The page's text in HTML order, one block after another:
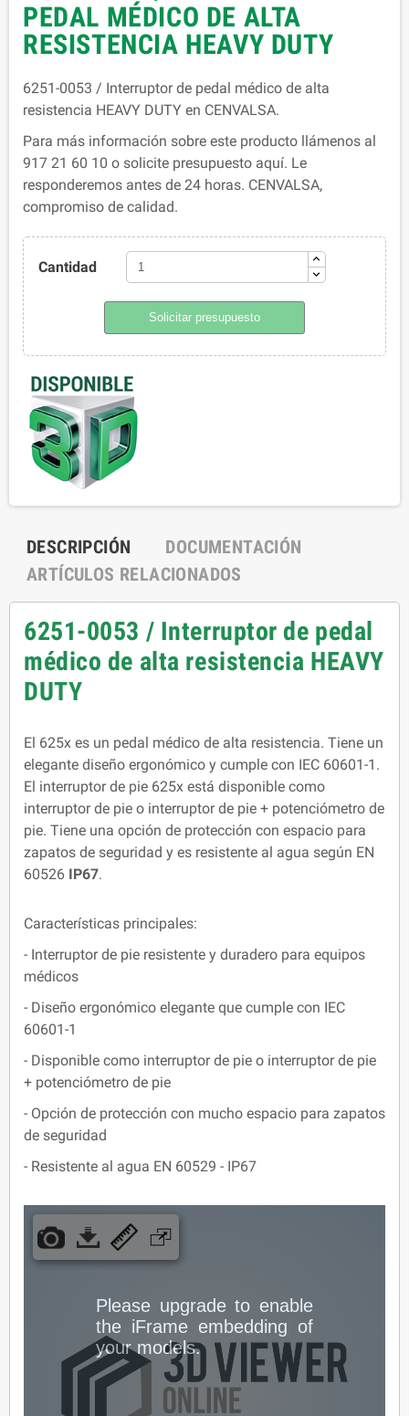
PEDAL MÉDICO DE ALTA
RESISTENCIA HEAVY DUTY
6251-0053 / Interruptor de pedal médico de alta
resistencia HEAVY DUTY en CENVALSA.
Para más información sobre este producto llámenos al
917 21 60 10 o solicite presupuesto aquí. Le
responderemos antes de 24 horas. CENVALSA,
compromiso de calidad.
Cantidad
Solicitar presupuesto
DESCRIPCIÓN
DOCUMENTACIÓN
ARTÍCULOS RELACIONADOS
6251-0053 / Interruptor de pedal
médico de alta resistencia HEAVY
DUTY
El 625x es un pedal médico de alta resistencia. Tiene un
elegante diseño ergonómico y cumple con IEC 60601-1.
El interruptor de pie 625x está disponible como
interruptor de pie o interruptor de pie + potenciómetro de
pie. Tiene una opción de protección con espacio para
zapatos de seguridad y es resistente al agua según EN
60526 IP67.
Características principales:
- Interruptor de pie resistente y duradero para equipos
médicos
- Diseño ergonómico elegante que cumple con IEC
60601-1
- Disponible como interruptor de pie o interruptor de pie
+ potenciómetro de pie
- Opción de protección con mucho espacio para zapatos
de seguridad
- Resistente al agua EN 60529 - IP67